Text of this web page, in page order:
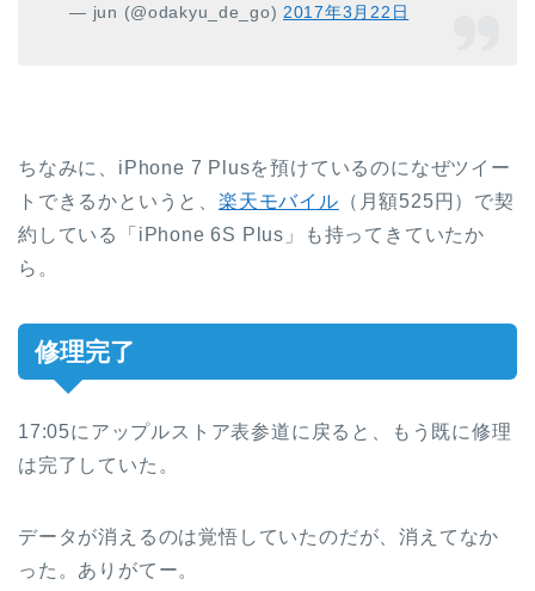
— jun (@odakyu_de_go) 2017年3月22日
ちなみに、iPhone 7 Plusを預けているのになぜツイー
トできるかというと、楽天モバイル （月額525円）で契
約している「iPhone 6S Plus」も持ってきていたか
ら。
修理完了
17:05にアップルストア表参道に戻ると、もう既に修理
は完了していた。
データが消えるのは覚悟していたのだが、消えてなか
った。ありがてー。